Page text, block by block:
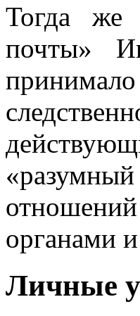
Тогда же
почты»
органами
Личные